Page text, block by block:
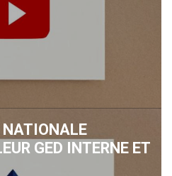
NATIONALE
GED INTERNE ET